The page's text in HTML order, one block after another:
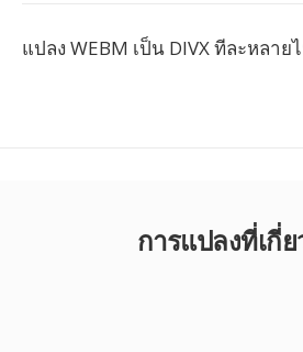
แปลง WEBM เป็น DIVX ทีละหลาย
การแปลงที่เกี่